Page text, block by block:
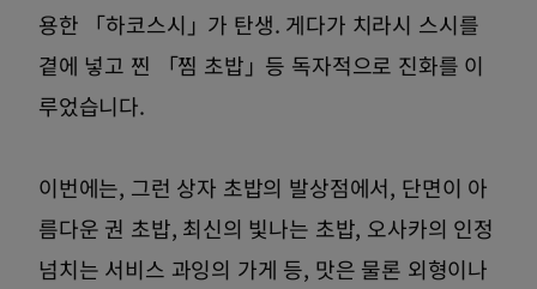
용한 「하코스시」가 탄생. 게다가 치라시 스시를
곁에 넣고 찐 「찜 초밥」등 독자적으로 진화를 이
루었습니다.
이번에는, 그런 상자 초밥의 발상점에서, 단면이 아
름다운 권 초밥, 최신의 빛나는 초밥, 오사카의 인정
넘치는 서비스 과잉의 가게 등, 맛은 물론 외형이나